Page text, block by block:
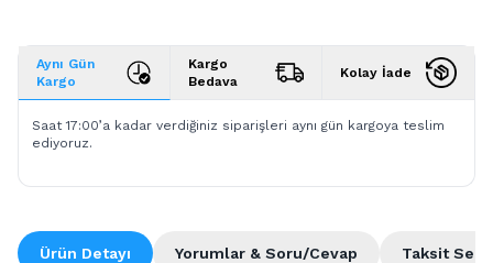
Aynı Gün
Kargo
Kargo
Bedava
Kolay İade
Saat 17:00’a kadar verdiğiniz siparişleri aynı gün kargoya teslim
ediyoruz.
Ürün Detayı Taksit
Yorumlar & Soru/Cevap